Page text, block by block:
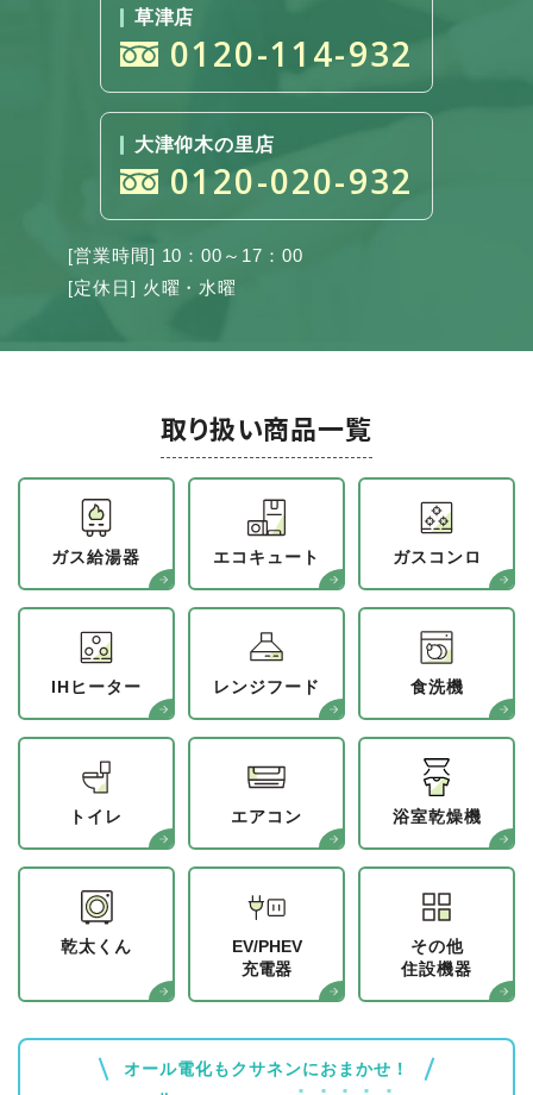
草津店
0120-114-932
大津仰木の里店
0120-020-932
[営業時間] 10：00～17：00
[定休日] 火曜・水曜
取り扱い商品一覧
ガス給湯器 エコキュート ガスコンロ
IHヒーター レンジフード 食洗機
トイレ エアコン 浴室乾燥機
乾太くん
EV/PHEV
充電器
その他
住設機器
オール電化もクサネンにおまかせ！